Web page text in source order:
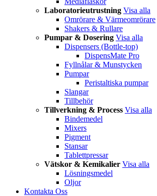
Laboratorieutrustning Visa alla
Omrörare & Värmeomrörare
Shakers & Rullare
Pumpar & Dosering Visa alla
Dispensers (Bottle-top)
DispensMate Pro
Fyllnålar & Munstycken
Pumpar
Peristaltiska pumpar
Slangar
Tillbehör
Tillverkning & Process Visa alla
Bindemedel
Mixers
Pigment
Stansar
Tablettpressar
Vätskor & Kemikalier Visa alla
Lösningsmedel
Oljor
Kontakta Oss